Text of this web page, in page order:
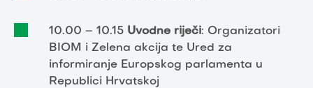
10.00 – 10.15 Uvodne riječi: Organizatori
BIOM i Zelena akcija te Ured za
informiranje Europskog parlamenta u
Republici Hrvatskoj